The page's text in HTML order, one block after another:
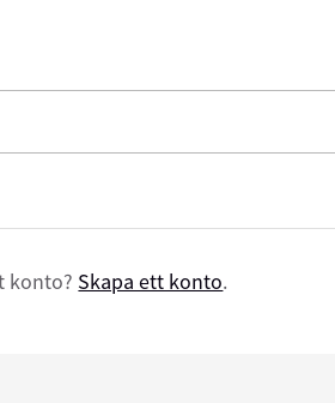
konto? Skapa ett konto.